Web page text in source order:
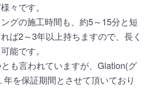
々です。
グの施工時間も、約5～15分と短
ば2～3年以上持ちますので、長く
能です。
も言われていますが、Glation(グ
年を保証期間とさせて頂いており